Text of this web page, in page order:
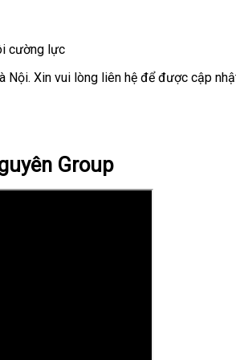
cường lực
Nội. Xin vui lòng liên hệ để được cập
Group